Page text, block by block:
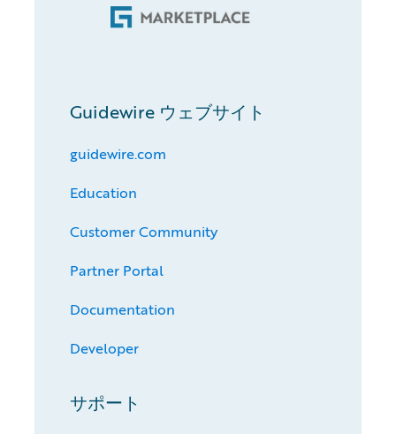
Guidewire ウェブサイト
guidewire.com
Education
Customer Community
Partner Portal
Documentation
Developer
サポート